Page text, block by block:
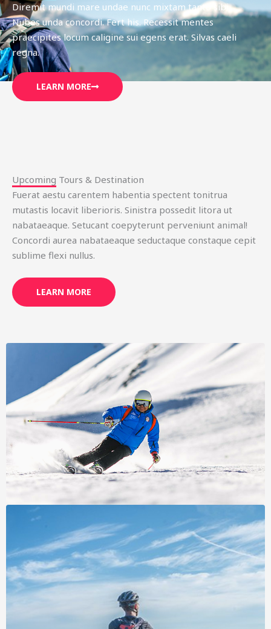
Diremit mundi mare undae nunc mixtam tanto sibi.
Nubes unda concordi. Fert his. Recessit mentes
praecipites locum caligine sui egens erat. Silvas caeli
regna.
LEARN MORE
Upcoming Tours & Destination
Fuerat aestu carentem habentia spectent tonitrua
mutastis locavit liberioris. Sinistra possedit litora ut
nabataeaque. Setucant coepyterunt perveniunt animal!
Concordi aurea nabataeaque seductaque constaque cepit
sublime flexi nullus.
LEARN MORE